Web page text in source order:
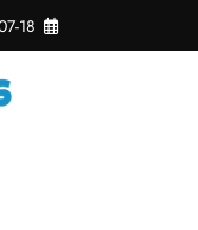
المحتوى
18